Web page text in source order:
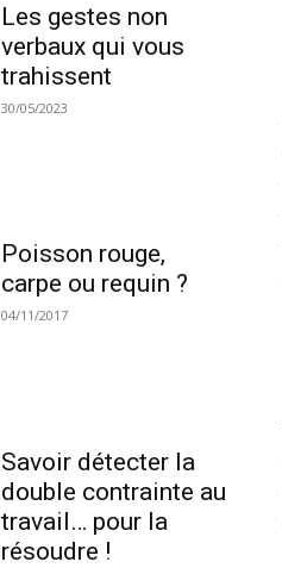
Les gestes non
verbaux qui vous
trahissent
30/05/2023
Poisson rouge,
carpe ou requin ?
04/11/2017
Savoir détecter la
double contrainte au
travail… pour la
résoudre !